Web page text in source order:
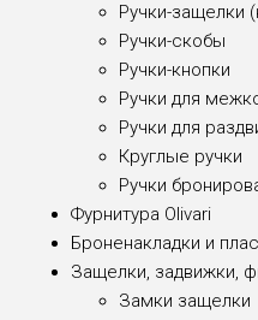
Ручки-защелки
Ручки-скобы
Ручки-кнопки
Ручки для
Ручки для
Круглые ручки
Ручки
Фурнитура Olivari
Броненакладки и
Защелки, задвижки,
Замки защелки